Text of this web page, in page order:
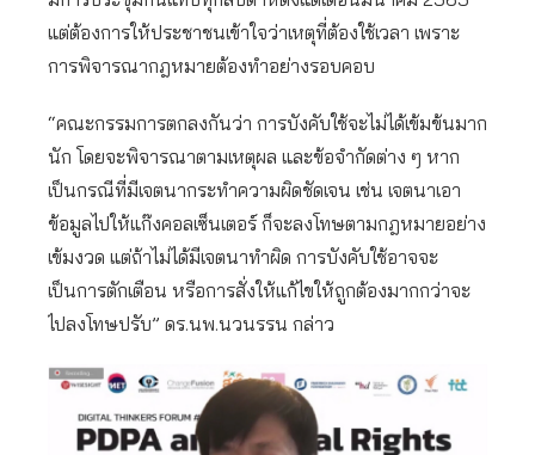
แต่ต้องการให้ประชาชนเข้าใจว่าเหตุที่ต้องใช้เวลา เพราะ
การพิจารณากฎหมายต้องทำอย่างรอบคอบ
“คณะกรรมการตกลงกันว่า การบังคับใช้จะไม่ได้เข้มข้นมาก
นัก โดยจะพิจารณาตามเหตุผล และข้อจำกัดต่าง ๆ หาก
เป็นกรณีที่มีเจตนากระทำความผิดชัดเจน เช่น เจตนาเอา
ข้อมูลไปให้แก๊งคอลเซ็นเตอร์ ก็จะลงโทษตามกฎหมายอย่าง
เข้มงวด แต่ถ้าไม่ได้มีเจตนาทำผิด การบังคับใช้อาจจะ
เป็นการตักเตือน หรือการสั่งให้แก้ไขให้ถูกต้องมากกว่าจะ
ไปลงโทษปรับ” ดร.นพ.นวนรรน กล่าว